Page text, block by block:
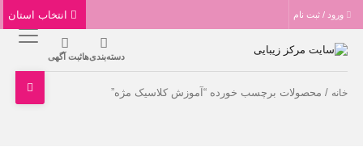
ورود / ثبت نام
دسته‌بندی‌هاثبت آگهی
خانه / محصولات برچسب خورده “‌آموزش کلاسیک مژه”